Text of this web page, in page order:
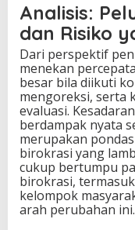
Analisis:
dan Risiko
Dari perspektif
menekan
besar bila diikuti
mengoreksi, serta
evaluasi.
berdampak nyata
merupakan
birokrasi yang
cukup bertumpu
birokrasi,
kelompok
arah perubahan ini.